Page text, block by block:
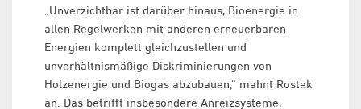
„Unverzichtbar ist darüber hinaus, Bioenergie in
allen Regelwerken mit anderen erneuerbaren
Energien komplett gleichzustellen und
unverhältnismäßige Diskriminierungen von
Holzenergie und Biogas abzubauen,“ mahnt Rostek
an. Das betrifft insbesondere Anreizsysteme,